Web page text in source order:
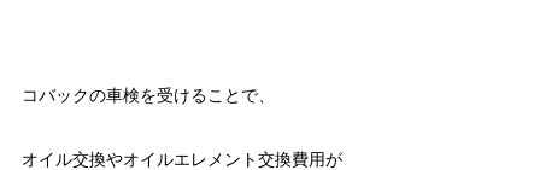
コバックの車検を受けることで、
オイル交換やオイルエレメント交換費用が